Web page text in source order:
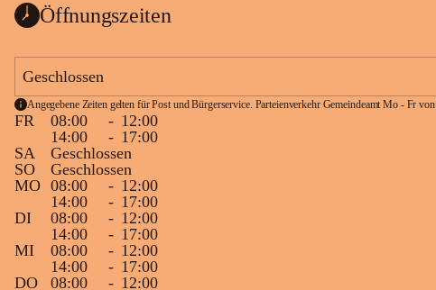
Öffnungszeiten
Geschlossen
Angegebene Zeiten gelten für Post und Bürgerservice. Parteienverkehr Gemeindeamt Mo - Fr
FR 08:00 - 12:00
14:00
- 17:00
SA
Geschlossen
SO
Geschlossen
MO 08:00 - 12:00
14:00
- 17:00
DI
08:00 - 12:00
14:00
- 17:00
MI
08:00 - 12:00
14:00
- 17:00
DO
08:00 - 12:00